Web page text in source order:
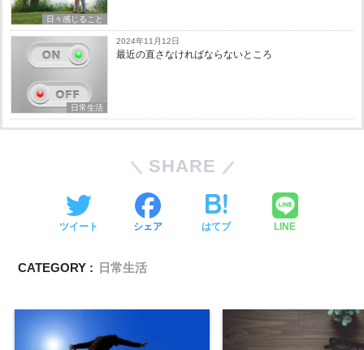
日々感じること
日常生活
2024年11月12日
最近の直さなければならないところ
SHARE
ツイート シェア はてブ LINE
CATEGORY : 日常生活